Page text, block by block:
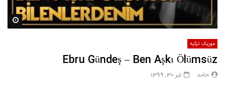
موزیک ترکیه
Ebru Gündeş – Ben Aşkı Ölümsüz
حامد تیر 30, 1399